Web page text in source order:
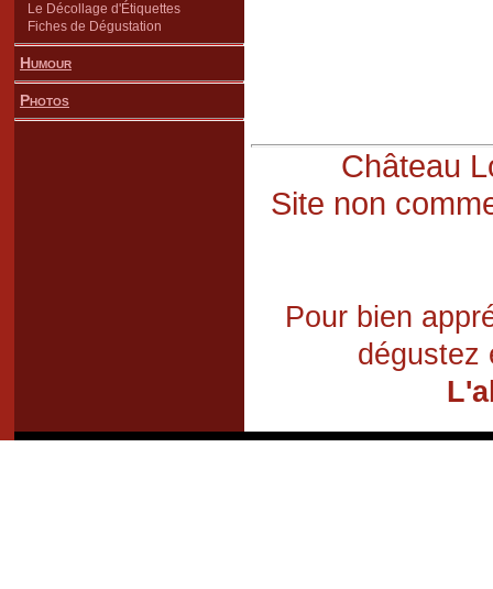
Le Décollage d'Étiquettes
Fiches de Dégustation
Humour
Photos
Château
Site non
Pour bien
dégustez